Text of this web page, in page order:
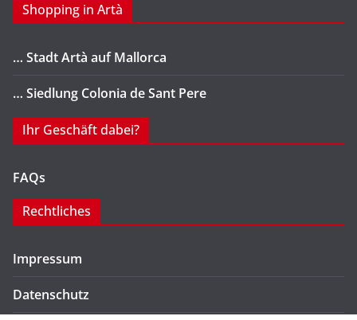
Shopping in Artà
… Stadt Artà auf Mallorca
… Siedlung Colonia de Sant Pere
Ihr Geschäft dabei?
FAQs
Rechtliches
Impressum
Datenschutz